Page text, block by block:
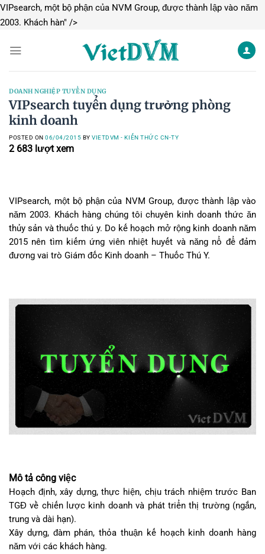
VIPsearch, một bộ phận của NVM Group, được thành lập vào năm
2003. Khách hàn" />Skip
content
DOANH NGHIỆP TUYỂN DỤNG
VIPsearch tuyển dụng trưởng phòng
kinh doanh
POSTED ON06/04/2015 BYVIETDVM - KIẾN THỨC CN-TY
2 683 lượt xem
VIPsearch, một bộ phận của NVM Group, được thành lập vào
năm 2003. Khách hàng chúng tôi chuyên kinh doanh thức ăn
thủy sản và thuốc thú y. Do kế hoạch mở rộng kinh doanh năm
2015 nên tìm kiếm ứng viên nhiệt huyết và năng nổ để đảm
đương vai trò Giám đốc Kinh doanh – Thuốc Thú Y.
Mô tả công việc
Hoạch định, xây dựng, thực hiện, chịu trách nhiệm trước Ban
TGĐ về chiến lược kinh doanh và phát triển thị trường (ngắn,
trung và dài hạn).
Xây dựng, đàm phán, thỏa thuận kế hoạch kinh doanh hàng
năm với các khách hàng.